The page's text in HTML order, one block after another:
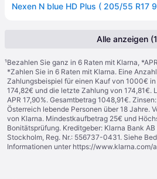
Alle
¹Bezahlen Sie ganz in 6 Raten mit Klarna,
*Zahlen Sie in 6 Raten mit Klarna. Eine
Zahlungsbeispiel für einen Kauf von 1000€
174,82€ und die letzte Zahlung von 174,81€.
APR 17,90%. Gesamtbetrag 1048,91€.
Österreich lebende Personen über 18 Jahre.
von Klarna. Mindestkaufbetrag 25€ und
Bonitätsprüfung. Kreditgeber: Klarna Bank
Stockholm, Reg. Nr.: 556737-0431. Siehe
Informationen unter https://www.klarna.com/